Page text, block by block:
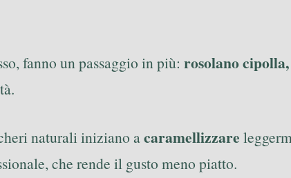
fanno un passaggio in più: rosolano
naturali iniziano acaramellizzare
che rende il gusto meno piatto.